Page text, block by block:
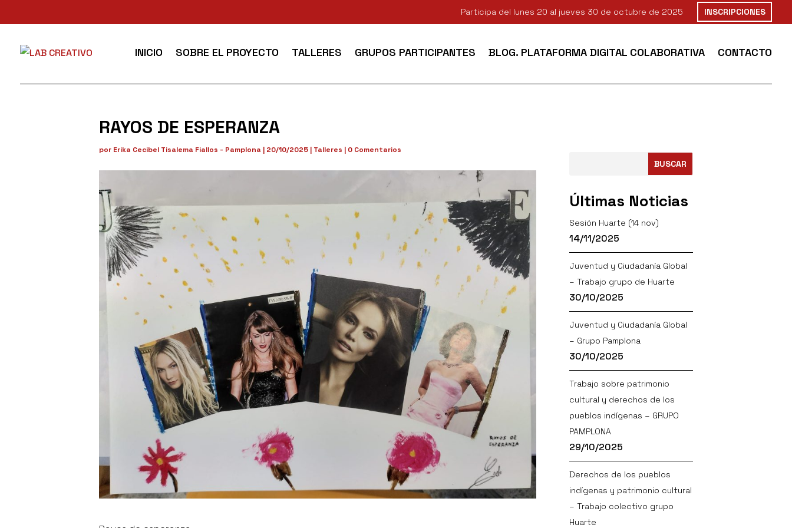
Participa del lunes 20 al jueves 30 de octubre de 2025 INSCRIPCIONES
INICIO SOBRE EL PROYECTO TALLERES GRUPOS PARTICIPANTES BLOG. PLATAFORMA DIGITAL COLABORATIVA CONTACTO
RAYOS DE ESPERANZA
por Erika Cecibel Tisalema Fiallos - Pamplona | 20/10/2025 | Talleres | 0 Comentarios
BUSCAR
Últimas Noticias
Sesión Huarte (14 nov)
14/11/2025
Juventud y Ciudadanía Global
– Trabajo grupo de Huarte
30/10/2025
Juventud y Ciudadanía Global
– Grupo Pamplona
30/10/2025
Trabajo sobre patrimonio
cultural y derechos de los
pueblos indígenas – GRUPO
PAMPLONA
29/10/2025
Derechos de los pueblos
indígenas y patrimonio cultural
– Trabajo colectivo grupo
Huarte